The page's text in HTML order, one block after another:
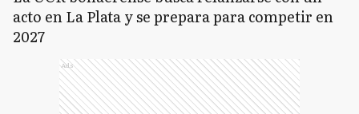
acto en La Plata y se prepara para competir en
2027
Ads